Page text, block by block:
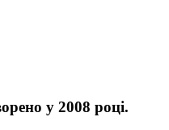
у 2008 році.